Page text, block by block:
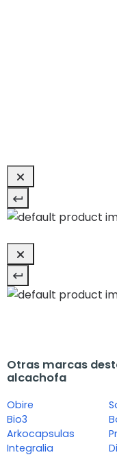
Otras marcas
alcachofa
Obire
Bio3
Arkocapsulas
Integralia